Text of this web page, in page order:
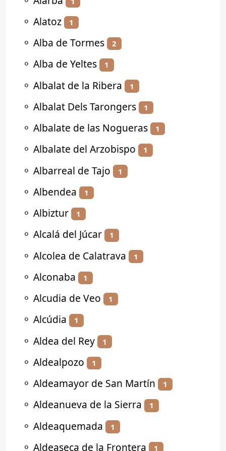
⚬ Alatoz 1
⚬ Alba de Tormes 2
⚬ Alba de Yeltes 1
⚬ Albalat de la Ribera 1
⚬ Albalat Dels Tarongers 1
⚬ Albalate de las Nogueras 1
⚬ Albalate del Arzobispo 1
⚬ Albarreal de Tajo 1
⚬ Albendea 1
⚬ Albiztur 1
⚬ Alcalá del Júcar 1
⚬ Alcolea de Calatrava 1
⚬ Alconaba 1
⚬ Alcudia de Veo 1
⚬ Alcúdia 1
⚬ Aldea del Rey 1
⚬ Aldealpozo 1
⚬ Aldeamayor de San Martín 1
⚬ Aldeanueva de la Sierra 1
⚬ Aldeaquemada 1
⚬ Aldeaseca de la Frontera 1